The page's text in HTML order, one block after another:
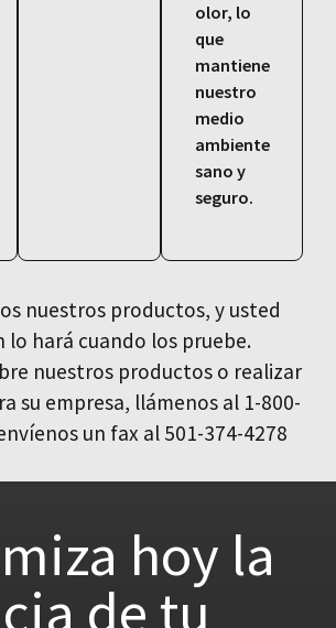
olor, lo
que
mantiene
nuestro
medio
ambiente
sano y
seguro.
nuestros productos, y usted
lo hará cuando los pruebe.
nuestros productos o realizar
su empresa, llámenos al 1-800-
un fax al 501-374-4278
hoy la
de tu